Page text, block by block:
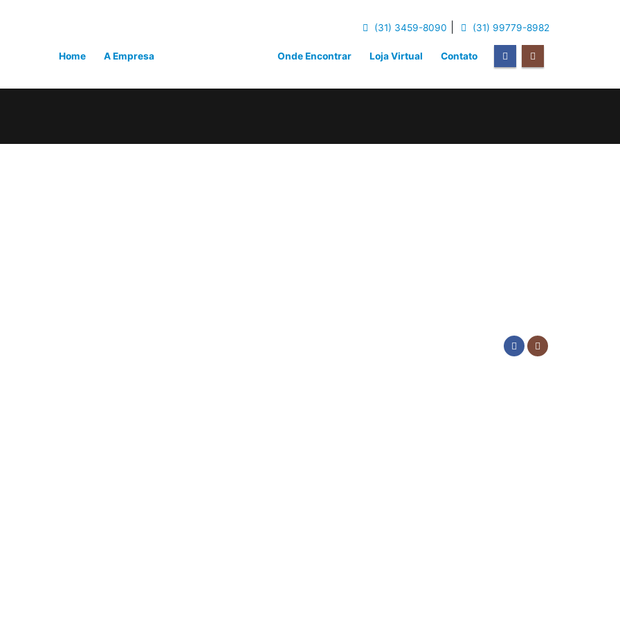
(31) 3459-8090 (31) 99779-8982
Home A Empresa Onde Encontrar Loja Virtual Contato